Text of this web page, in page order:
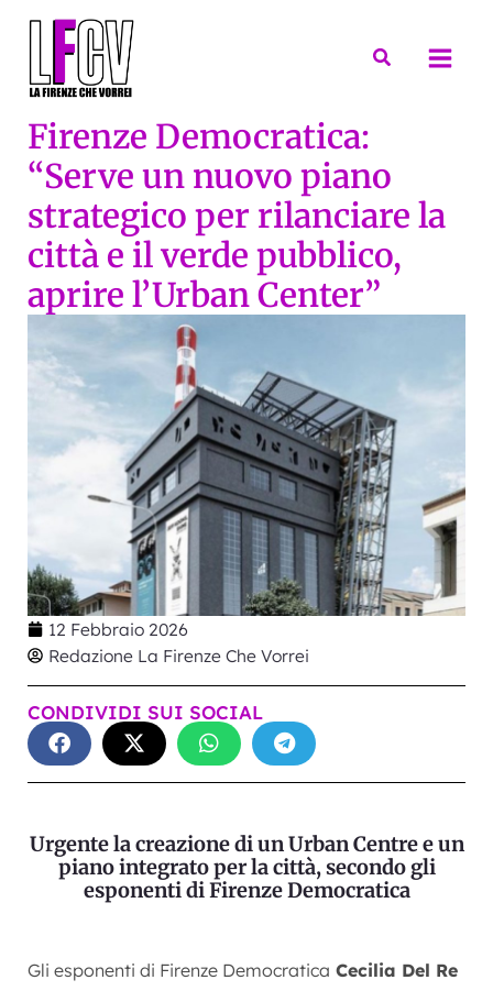
Cerca
Firenze Democratica:
“Serve un nuovo piano
strategico per rilanciare la
città e il verde pubblico,
aprire l’Urban Center”
12 Febbraio 2026
Redazione La Firenze Che Vorrei
CONDIVIDI SUI SOCIAL
Urgente la creazione di un Urban Centre e un
piano integrato per la città, secondo gli
esponenti di Firenze Democratica
Gli esponenti di Firenze Democratica Cecilia Del Re